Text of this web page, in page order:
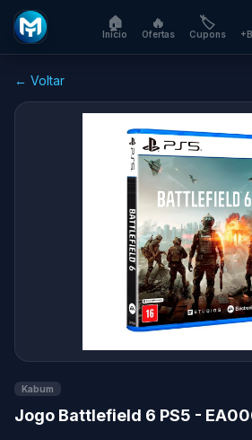
🏠
Início
🔥
Ofertas
🏷️
Cupons
← Voltar
Kabum
Jogo Battlefield 6 PS5 -